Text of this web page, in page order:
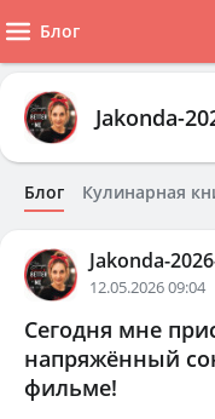
Блог
Jakonda-
Блог Кулинарная
Jakonda-
12.05.2026 09:04
Сегодня мне
напряжённый
фильме!